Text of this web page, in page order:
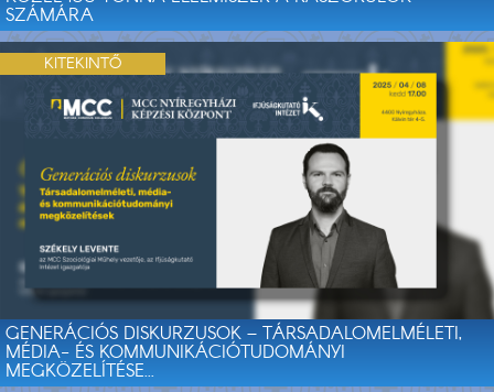
SZÁMÁRA
GENERÁCIÓS DISKURZUSOK – TÁRSADALOMELMÉLETI,
MÉDIA- ÉS KOMMUNIKÁCIÓTUDOMÁNYI
MEGKÖZELÍTÉSE...
KITEKINTŐ